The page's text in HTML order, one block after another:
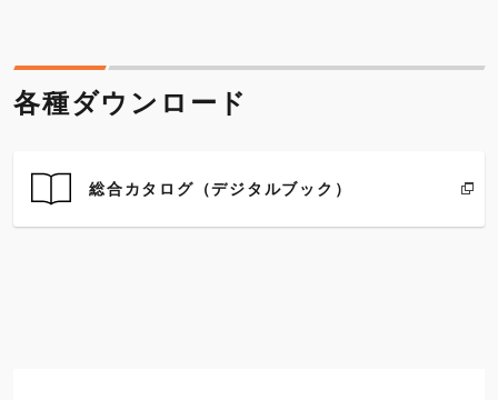
各種ダウンロード
総合カタログ（デジタルブック）